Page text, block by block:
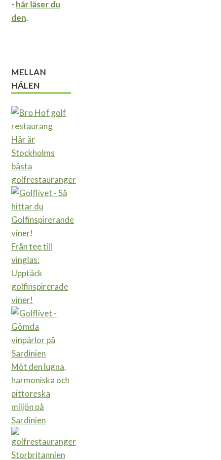
- här läser du
den.
MELLAN
HÅLEN
Här är
Stockholms
bästa
golfrestauranger
Från tee till
vinglas:
Upptäck
golfinspirerade
viner!
Möt den lugna,
harmoniska och
pittoreska
miljön på
Sardinien